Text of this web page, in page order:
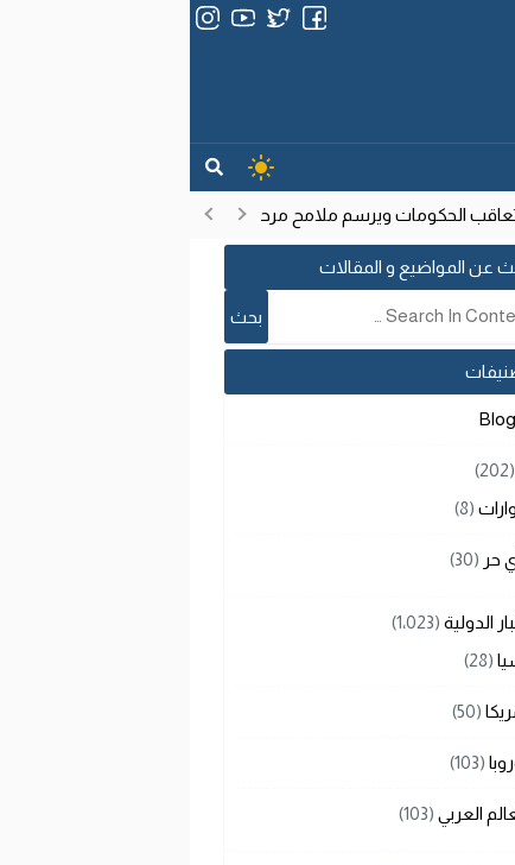
ويرسم ملامح مرحلة تنموية جديدة
عن المواضيع و المقالات
Blog
(202)
(8)
حر (30)
الدولية (1٬023)
(28)
(50)
(103)
العربي (103)